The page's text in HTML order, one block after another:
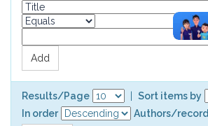
Results/Page
Sort items by
In order
Authors/record